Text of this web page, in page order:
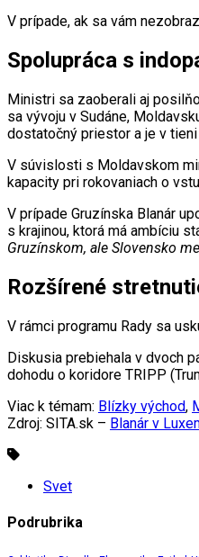
V prípade, ak sa vám
Spolupráca s
Ministri sa zaoberali aj
sa vývoju v Sudáne,
dostatočný priestor a je v
V súvislosti s Moldavskom
kapacity pri rokovaniach o
V prípade Gruzínska Blanár
s krajinou, ktorá má ambíciu
Gruzínskom, ale Slovensko
Rozšírené
V rámci programu Rady sa
Diskusia prebiehala v dvoch
dohodu o koridore TRIPP
Viac k témam: Blízky východ,
Zdroj: SITA.sk – Blanár v
Svet
Podrubrika